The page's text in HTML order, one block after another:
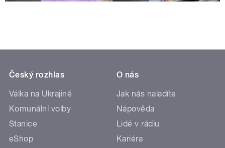
Český rozhlas
Válka na Ukrajině
Komunální volby
Stanice
eShop
O nás
Jak nás naladíte
Nápověda
Lidé v rádiu
Kariéra